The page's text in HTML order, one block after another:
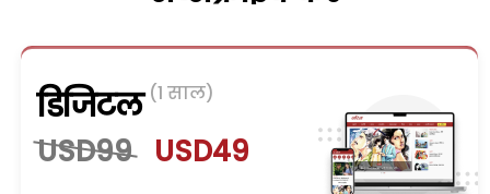
डिजिटल (1 साल)
USD99 USD49